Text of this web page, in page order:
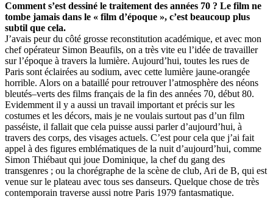
Comment s’est dessiné le traitement des années 70 ? Le film ne
tombe jamais dans le « film d’époque », c’est beaucoup plus
subtil que cela.
J’avais peur du côté grosse reconstitution académique, et avec mon
chef opérateur Simon Beaufils, on a très vite eu l’idée de travailler
sur l’époque à travers la lumière. Aujourd’hui, toutes les rues de
Paris sont éclairées au sodium, avec cette lumière jaune-orangée
horrible. Alors on a bataillé pour retrouver l’atmosphère des néons
bleutés–verts des films français de la fin des années 70, début 80.
Evidemment il y a aussi un travail important et précis sur les
costumes et les décors, mais je ne voulais surtout pas d’un film
passéiste, il fallait que cela puisse aussi parler d’aujourd’hui, à
travers des corps, des visages actuels. C’est pour cela que j’ai fait
appel à des figures emblématiques de la nuit d’aujourd’hui, comme
Simon Thiébaut qui joue Dominique, la chef du gang des
transgenres ; ou la chorégraphe de la scène de club, Ari de B, qui est
venue sur le plateau avec tous ses danseurs. Quelque chose de très
contemporain traverse aussi notre Paris 1979 fantasmatique.